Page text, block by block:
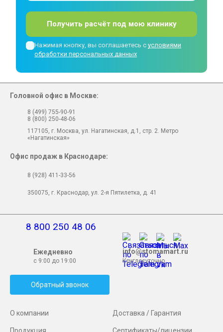
Получить расчёт под мою клинику
Нажимая кнопку, вы соглашаетесь с условиями
обработки персональных данных
О компании Доставка / Гарантия
8 800 250 48 06
Ежедневно
с 9:00 до 19:00
info@stomamart.ru
Круглосуточно
Обратный звонок
Головной офис в Москве:
8 (499) 755-90-91
8 (800) 250-48-06
117105, г. Москва, ул. Нагатинская, д.1, стр. 2. Метро
«Нагатинская»
Офис продаж в Краснодаре:
8 (928) 411-33-56
350075, г. Краснодар, ул. 2-я Пятилетка, д. 41